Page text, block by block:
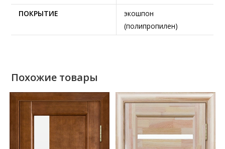
ПОКРЫТИЕ
экошпон
(полипропилен)
Похожие товары